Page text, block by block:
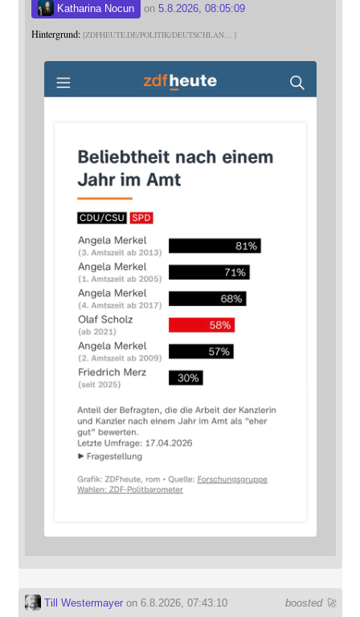
Katharina Nocun on 5.8.2026, 08:05:09
Hintergrund: ZDFHEUTE.DE/POLITIK/DEUTSCHLAN
boosted 🚀
Till Westermayeron 6.8.2026, 07:43:10